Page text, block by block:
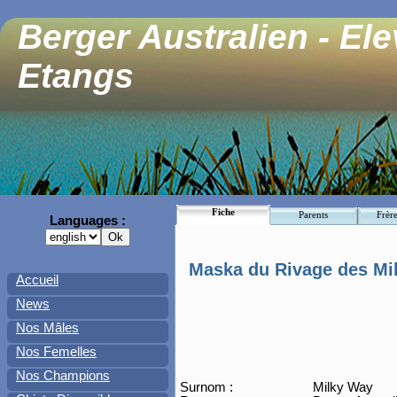
Berger Australien -
Etangs
Languages :
Accueil
News
Nos Mâles
Nos Femelles
Nos Champions
Fiche Parents
Maska du Rivage des
Surnom :
Milky Way